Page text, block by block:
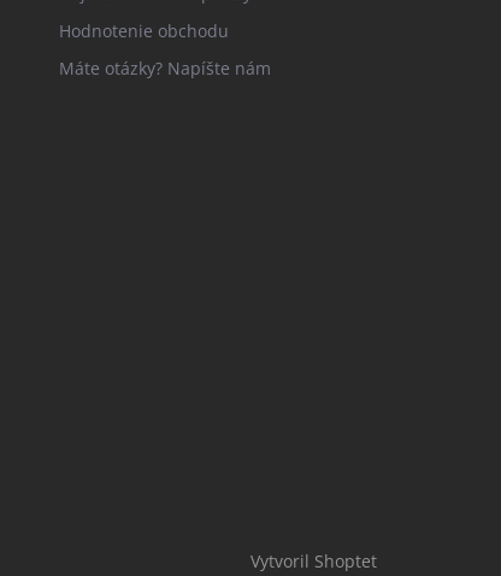
Hodnotenie obchodu
Máte otázky? Napíšte nám
Vytvoril Shoptet